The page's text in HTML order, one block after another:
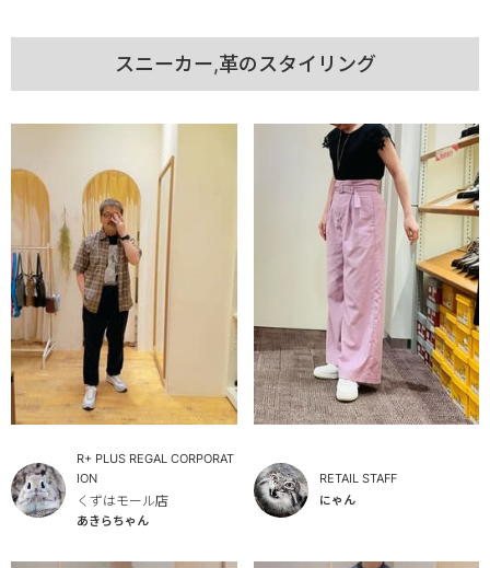
スニーカー,革のスタイリング
R+ PLUS REGAL CORPORAT
ION
くずはモール店
あきらちゃん
RETAIL STAFF
にゃん